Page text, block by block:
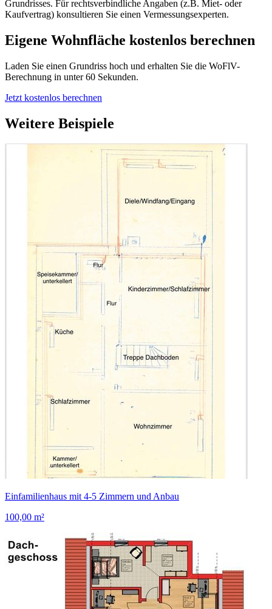
Grundrisses. Für rechtsverbindliche Angaben (z.B. Miet- oder
Kaufvertrag) konsultieren Sie einen Vermessungsexperten.
Eigene Wohnfläche kostenlos berechnen
Laden Sie einen Grundriss hoch und erhalten Sie die WoFlV-
Berechnung in unter 60 Sekunden.
Jetzt kostenlos berechnen
Weitere Beispiele
Einfamilienhaus mit 4-5 Zimmern und Anbau
100,00 m²